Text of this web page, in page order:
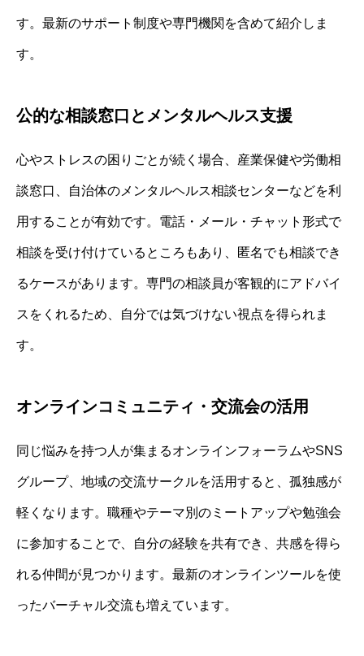
す。最新のサポート制度や専門機関を含めて紹介しま
す。
公的な相談窓口とメンタルヘルス支援
心やストレスの困りごとが続く場合、産業保健や労働相
談窓口、自治体のメンタルヘルス相談センターなどを利
用することが有効です。電話・メール・チャット形式で
相談を受け付けているところもあり、匿名でも相談でき
るケースがあります。専門の相談員が客観的にアドバイ
スをくれるため、自分では気づけない視点を得られま
す。
オンラインコミュニティ・交流会の活用
同じ悩みを持つ人が集まるオンラインフォーラムやSNS
グループ、地域の交流サークルを活用すると、孤独感が
軽くなります。職種やテーマ別のミートアップや勉強会
に参加することで、自分の経験を共有でき、共感を得ら
れる仲間が見つかります。最新のオンラインツールを使
ったバーチャル交流も増えています。